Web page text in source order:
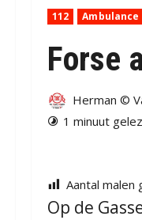
112 Ambulance
Forse
Herman ©
1 minuut
Aantal malen
Op de